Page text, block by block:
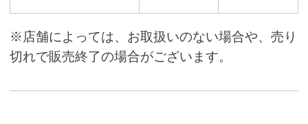
※店舗によっては、お取扱いのない場合や、売り
切れで販売終了の場合がございます。